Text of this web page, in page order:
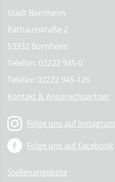
Stadt Bornheim
Rathausstraße 2
53332 Bornheim
Telefon: 02222 945-0
Telefax: 02222 945-126
Kontakt & Ansprechpartner
Folge uns auf Instagram
Folge uns auf Facebook
Stellenangebote